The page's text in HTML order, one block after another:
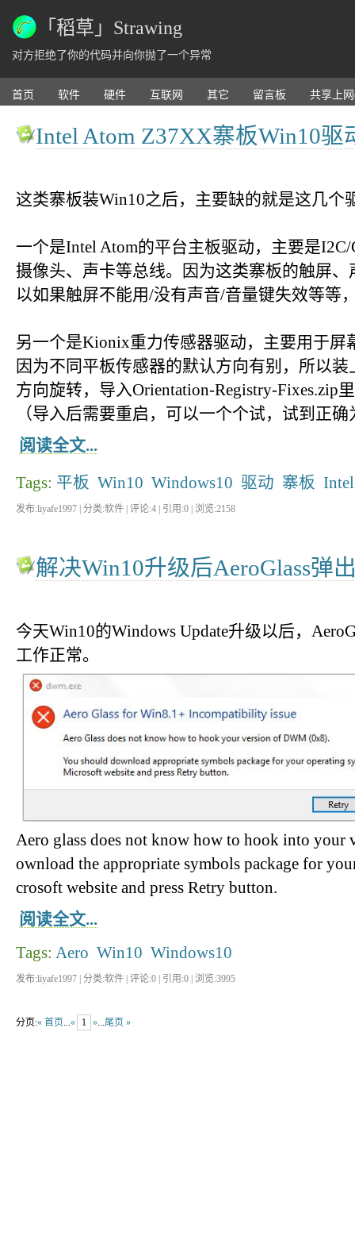
「稻草」Strawing
对方拒绝了你的代码并向你抛了一个异常
首页 软件 硬件 互联网 其它 留言板 共享上
Intel Atom Z37XX寨板Win10
这类寨板装Win10之后，主要缺的就是这几个
一个是Intel Atom的平台主板驱动，主要是
摄像头、声卡等总线。因为这类寨板的触屏
以如果触屏不能用/没有声音/音量键失效等等
另一个是Kionix重力传感器驱动，主要用于屏
因为不同平板传感器的默认方向有别，所以
方向旋转，导入Orientation-Registry-Fixes.zip
（导入后需要重启，可以一个个试，试到正确
阅读全文...
Tags: 平板 Win10 Windows10 驱动 寨板 Intel
发布:liyafe1997 | 分类:软件 | 评论:4 | 引用:0 | 浏览:2158
解决Win10升级后AeroGlass弹
今天Win10的Windows Update升级以后，
工作正常。
Aero glass does not know how to hook into
ownload the appropriate symbols package for
crosoft website and press Retry button.
阅读全文...
Tags: Aero Win10 Windows10
发布:liyafe1997 | 分类:软件 | 评论:0 | 引用:0 | 浏览:3995
分页:« 首页...« 1 »...尾页 »